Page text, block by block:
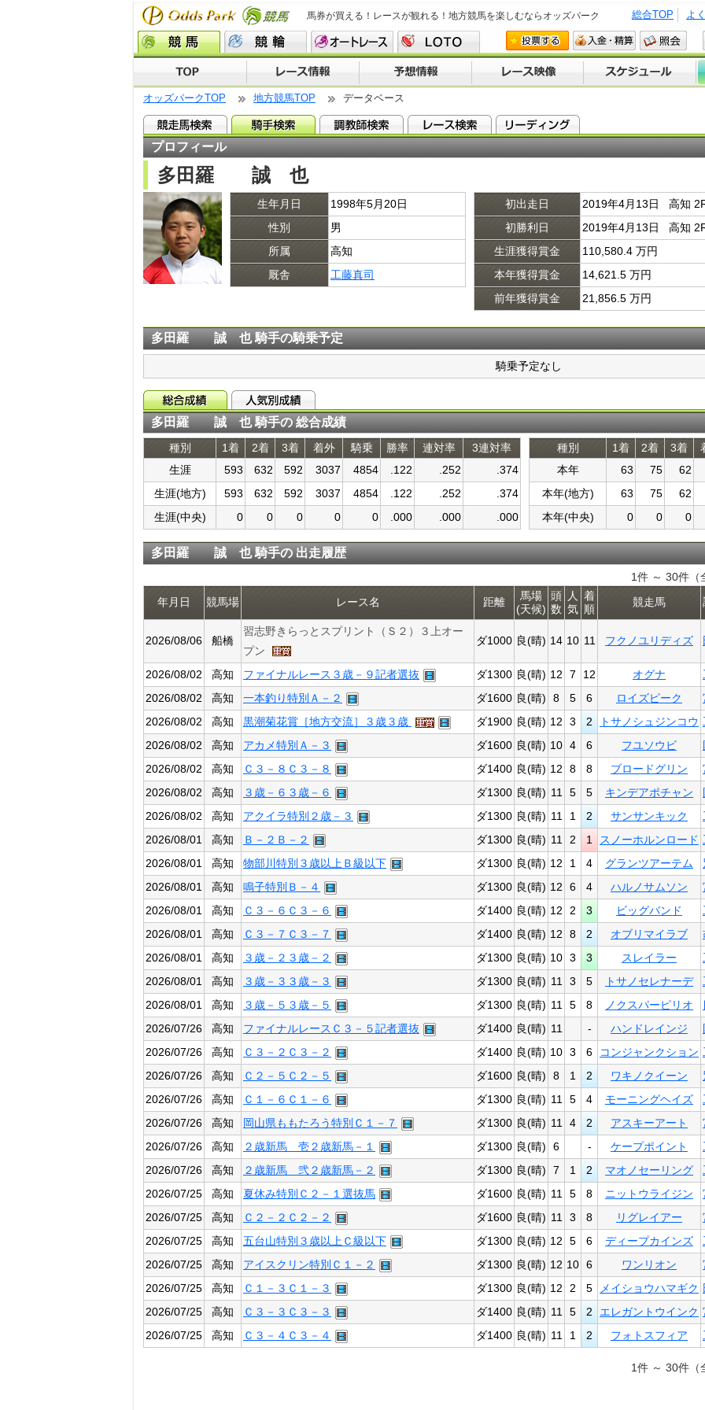
馬券が買える！レースが観れる！地方競馬を楽しむならオッズパーク よ
総合TOP
オッズパークTOP 地方競馬TOP データベース
プロフィール
多田羅 誠 也
生年月日
1998年5月20日
性別
男
所属
高知
厩舎
工藤真司
初出走日
2019年4月13日 高知
初勝利日
2019年4月13日 高知
生涯獲得賞金
110,580.4 万円
本年獲得賞金
14,621.5 万円
前年獲得賞金
21,856.5 万円
多田羅 誠 也 騎手の騎乗予定
騎乗予定なし
多田羅 誠 也 騎手の 総合成績
種別 1着 2着 3着 着外 騎乗 勝率 連対率
3連対率
生涯
593 632 592 3037 4854 .122 .252
.374
生涯(地方)
593 632 592 3037 4854 .122 .252
.374
生涯(中央)
0 0 0 0 0 .000 .000 .000
種別 1着 2着 3着
本年
63 75
62
本年(地方)
63 75
62
本年(中央)
0 0 0
多田羅 誠 也 騎手の 出走履歴
1件 ～ 30件（
年月日 競馬場 レース名 距離
馬場
(天候)
頭
数
人
気
着
順
競走馬
2026/08/06 船橋
習志野きらっとスプリント（Ｓ２）３上オー
プン
ダ1000 良(晴) 14 10 11 フクノユリディズ
2026/08/02 高知 ファイナルレース３歳－９記者選抜 ダ1300 良(晴) 12 7 12 オグナ
2026/08/02
高知 一本釣り特別Ａ－２ ダ1600 良(晴) 8 5 6 ロイズピーク
2026/08/02
高知 黒潮菊花賞［地方交流］３歳３歳 ダ1900 良(晴) 12 3 2 トサノシュジンコウ
2026/08/02
高知 アカメ特別Ａ－３ ダ1600 良(晴) 10 4 6 フユソウビ
2026/08/02
高知 Ｃ３－８Ｃ３－８ ダ1400 良(晴) 12 8 8 ブロードグリン
2026/08/02
高知 ３歳－６３歳－６ ダ1300 良(晴) 11 5 5 キンデアポチャン
2026/08/02
高知 アクイラ特別２歳－３ ダ1300 良(晴) 11 1 2 サンサンキック
2026/08/01
高知 Ｂ－２Ｂ－２ ダ1300 良(晴) 11 2 1 スノーホルンロード
2026/08/01
高知 物部川特別３歳以上Ｂ級以下 ダ1300 良(晴) 12 1 4 グランツアーテム
2026/08/01
高知 鳴子特別Ｂ－４ ダ1300 良(晴) 12 6 4 ハルノサムソン
2026/08/01
高知 Ｃ３－６Ｃ３－６ ダ1400 良(晴) 12 2 3 ビッグバンド
2026/08/01
高知 Ｃ３－７Ｃ３－７ ダ1400 良(晴) 12 8 2 オブリマイラブ
2026/08/01
高知 ３歳－２３歳－２ ダ1300 良(晴) 10 3 3 スレイラー
2026/08/01
高知 ３歳－３３歳－３ ダ1300 良(晴) 11 3 5 トサノセレナーデ
2026/08/01
高知 ３歳－５３歳－５ ダ1300 良(晴) 11 5 8 ノクスパーピリオ
2026/07/26
高知 ファイナルレースＣ３－５記者選抜 ダ1400 良(晴) 11 - ハンドレインジ
2026/07/26
高知 Ｃ３－２Ｃ３－２ ダ1400 良(晴) 10 3 6 コンジャンクション
2026/07/26
高知 Ｃ２－５Ｃ２－５ ダ1600 良(晴) 8 1 2 ワキノクイーン
2026/07/26
高知 Ｃ１－６Ｃ１－６ ダ1300 良(晴) 11 5 4 モーニングヘイズ
2026/07/26
高知 岡山県ももたろう特別Ｃ１－７ ダ1300 良(晴) 11 4 2 アスキーアート
2026/07/26
高知 ２歳新馬 壱２歳新馬－１ ダ1300 良(晴) 6 - ケープポイント
2026/07/26
高知 ２歳新馬 弐２歳新馬－２ ダ1300 良(晴) 7 1 2 マオノセーリング
2026/07/25
高知 夏休み特別Ｃ２－１選抜馬 ダ1600 良(晴) 11 5 8 ニットウライジン
2026/07/25
高知 Ｃ２－２Ｃ２－２ ダ1600 良(晴) 11 3 8 リグレイアー
2026/07/25
高知 五台山特別３歳以上Ｃ級以下 ダ1300 良(晴) 12 5 6 ディープカインズ
2026/07/25
高知 アイスクリン特別Ｃ１－２ ダ1300 良(晴) 12 10 6 ワンリオン
2026/07/25
高知 Ｃ１－３Ｃ１－３ ダ1300 良(晴) 12 2 5 メイショウハマギク
2026/07/25
高知 Ｃ３－３Ｃ３－３ ダ1400 良(晴) 11 5 2 エレガントウインク
2026/07/25
高知 Ｃ３－４Ｃ３－４ ダ1400 良(晴) 11 1 2 フォトスフィア
1件 ～ 30件（